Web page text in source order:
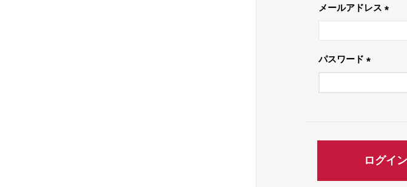
メールアドレス
(必
須)
パスワード
(必
ログイ